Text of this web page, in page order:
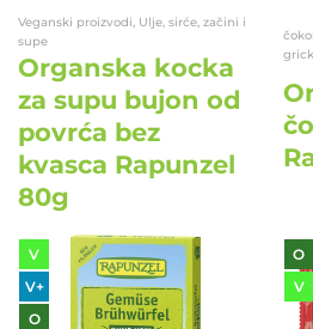
Veganski proizvodi, Ulje, sirće, začini i
supe
Organska kocka
za supu bujon od
povrća bez
kvasca Rapunzel
80g
V
V+
O
O
V